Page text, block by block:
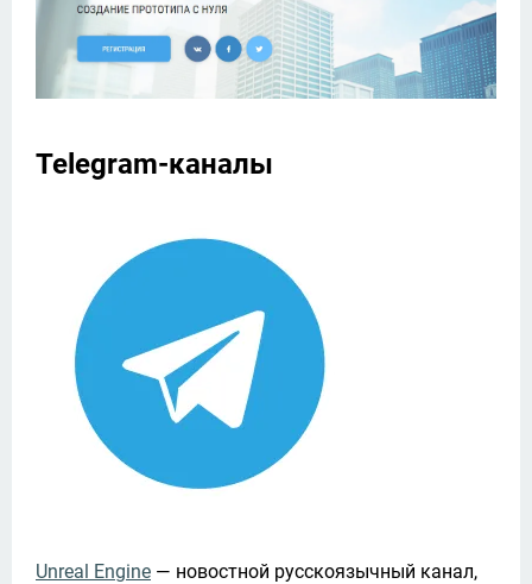
Telegram-каналы
Unreal Engine — новостной русскоязычный канал,